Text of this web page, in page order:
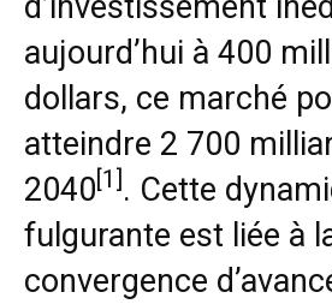
aujourd’hui à 400
dollars, ce marché
atteindre 2 700
2040 [1] . Cette
fulgurante est liée à
convergence